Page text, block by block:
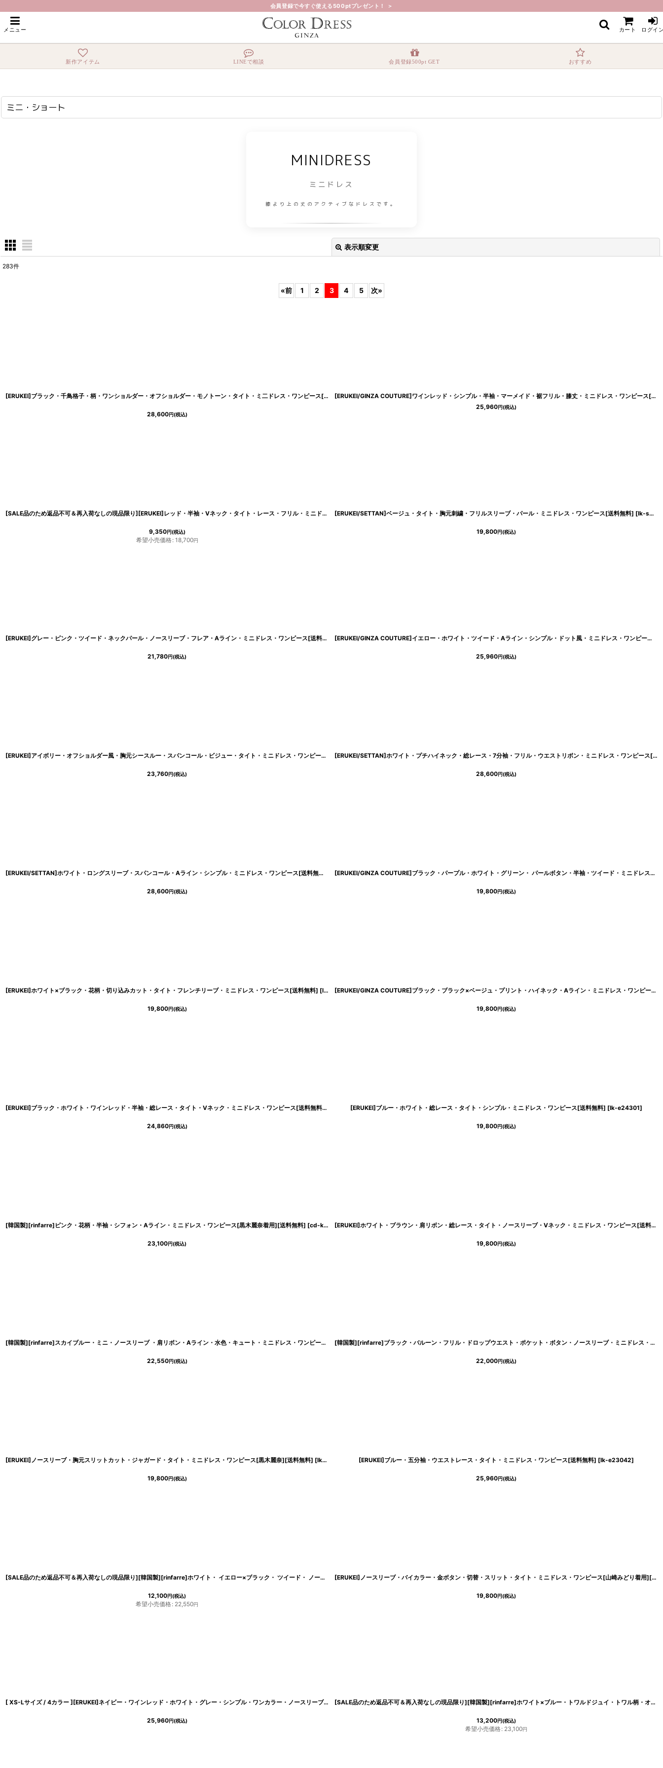
会員登録で今すぐ使える500ptプレゼント！ ＞
メニュー カート ログイ
新作アイテム LINEで相談 会員登録500pt GET おすすめ
ホーム > ミニ・ショート
ミニ・ショート
MINIDRESS
ミニドレス
膝より上の丈のアクティブなドレスです。
表示順変更
283件
«前 1 2 3 4 5 次»
[ERUKEI]ブラック・千鳥格子・柄・ワンショルダー・オフショルダー・モノトーン・タイト・ミ二ドレス・ワンピース[送料無料]mybk [lk-s25277]
28,600円(税込)
[ERUKEI/GINZA COUTURE]ワインレッド・シンプル・半袖・マーメイド・裾フリル・膝丈・ミニドレス・ワンピース[送料無料]
25,960円(税込)
[SALE品のため返品不可＆再入荷なしの現品限り][ERUKEI]レッド・半袖・Vネック・タイト・レース・フリル・ミニドレス・ワンピース[送料無料] [lk-e22089
9,350円(税込)
希望小売価格: 18,700円
[ERUKEI/SETTAN]ベージュ・タイト・胸元刺繍・フリルスリーブ・パール・ミニドレス・ワンピース[送料無料] [lk-s24033
19,800円(税込)
[ERUKEI]グレー・ピンク・ツイード・ネックパール・ノースリーブ・フレア・Aライン・ミニドレス・ワンピース[送料無料] [lk-e2815]
21,780円(税込)
[ERUKEI/GINZA COUTURE]イエロー・ホワイト・ツイード・Aライン・シンプル・ドット風・ミニドレス・ワンピース[送料無料]
25,960円(税込)
[ERUKEI]アイボリー・オフショルダー風・胸元シースルー・スパンコール・ビジュー・タイト・ミニドレス・ワンピース[送料無料] [lk-e23095]
23,760円(税込)
[ERUKEI/SETTAN]ホワイト・プチハイネック・総レース・7分袖・フリル・ウエストリボン・ミニドレス・ワンピース[送料無料]
28,600円(税込)
[ERUKEI/SETTAN]ホワイト・ロングスリーブ・スパンコール・Aライン・シンプル・ミニドレス・ワンピース[送料無料] lk-s23103]
28,600円(税込)
[ERUKEI/GINZA COUTURE]ブラック・パープル・ホワイト・グリーン・ パールボタン・半袖・ツイード・ミニドレス・ワンピース[送料無料]
19,800円(税込)
[ERUKEI]ホワイト×ブラック・花柄・切り込みカット・タイト・フレンチリーブ・ミニドレス・ワンピース[送料無料] [lk-c33223 ]
19,800円(税込)
[ERUKEI/GINZA COUTURE]ブラック・ブラック×ベージュ・プリント・ハイネック・Aライン・ミニドレス・ワンピース[送料無料]
19,800円(税込)
[ERUKEI]ブラック・ホワイト・ワインレッド・半袖・総レース・タイト・Vネック・ミニドレス・ワンピース[送料無料][ lk-e23052]
24,860円(税込)
[ERUKEI]ブルー・ホワイト・総レース・タイト・シンプル・ミニドレス・ワンピース[送料無料] [lk-e24301]
19,800円(税込)
[韓国製][rinfarre]ピンク・花柄・半袖・シフォン・Aライン・ミニドレス・ワンピース[黒木麗奈着用][送料無料] [cd-k06154p ]
23,100円(税込)
[ERUKEI]ホワイト・ブラウン・肩リボン・総レース・タイト・ノースリーブ・Vネック・ミニドレス・ワンピース[送料無料]
19,800円(税込)
[韓国製][rinfarre]スカイブルー・ミニ・ノースリーブ ・肩リボン・Aライン・水色・キュート・ミニドレス・ワンピース[黒木麗奈着用][送料無料] [cd-k06167p]
22,550円(税込)
[韓国製][rinfarre]ブラック・バルーン・フリル・ドロップウエスト・ポケット・ボタン・ノースリーブ・ミニドレス・ワンピース[黒木麗奈着用][送料無料]
22,000円(税込)
[ERUKEI]ノースリーブ・胸元スリットカット・ジャガード・タイト・ミニドレス・ワンピース[黒木麗奈][送料無料] [lk-e25098
19,800円(税込)
[ERUKEI]ブルー・五分袖・ウエストレース・タイト・ミニドレス・ワンピース[送料無料] [lk-e23042]
25,960円(税込)
[SALE品のため返品不可＆再入荷なしの現品限り][韓国製][rinfarre]ホワイト・ イエロー×ブラック・ ツイード・ ノースリーブ・ タイト・ ミニドレス・ ワンピース[黒木麗奈着用] [cd-k06165y]
12,100円(税込)
希望小売価格: 22,550円
[ERUKEI]ノースリーブ・バイカラー・金ボタン・切替・スリット・タイト・ミニドレス・ワンピース[山崎みどり着用][送料無料]myju
19,800円(税込)
[ XS-Lサイズ / 4カラー ][ERUKEI]ネイビー・ワインレッド・ホワイト・グレー・シンプル・ワンカラー・ノースリーブ・タイト・ショート丈・ミニドレス・ワンピース[山崎みどり着用][送料無料]mynv [lk-e33240]
25,960円(税込)
[SALE品のため返品不可＆再入荷なしの現品限り][韓国製][rinfarre]ホワイト×ブルー・トワルドジュイ・トワル柄・オープンショルダー・オフショルダー・フレア・ミニドレス・ワンピース[山崎みどり着用]mywhlu
13,200円(税込)
希望小売価格: 23,100円